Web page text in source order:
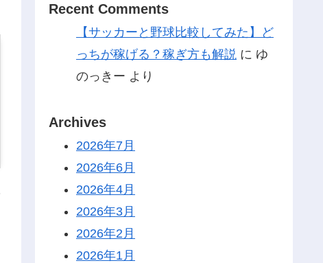
Recent Comments
【サッカーと野球比較してみた】ど
っちが稼げる？稼ぎ方も解説 に ゆ
のっきー より
Archives
2026年7月
2026年6月
2026年4月
2026年3月
2026年2月
2026年1月